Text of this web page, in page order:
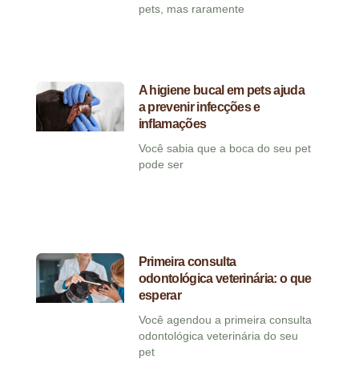
pets, mas raramente
A higiene bucal em pets ajuda
a prevenir infecções e
inflamações
Você sabia que a boca do seu pet
pode ser
Primeira consulta
odontológica veterinária: o que
esperar
Você agendou a primeira consulta
odontológica veterinária do seu
pet